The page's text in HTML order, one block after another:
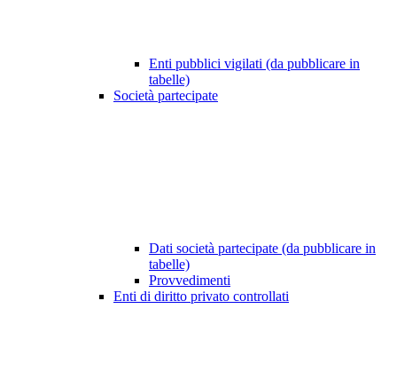
Enti pubblici vigilati (da pubblicare in
tabelle)
Società partecipate
Dati società partecipate (da pubblicare in
tabelle)
Provvedimenti
Enti di diritto privato controllati